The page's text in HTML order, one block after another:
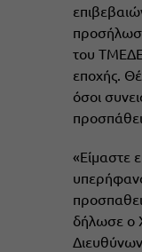
του ΤΜΕΔΕ
εποχής.
όσοι
«Είμαστε
δήλωσε ο